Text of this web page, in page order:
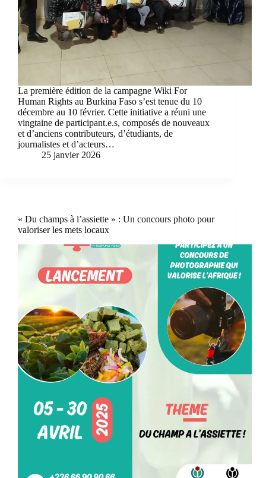
La première édition de la campagne Wiki For
Human Rights au Burkina Faso s’est tenue du 10
décembre au 10 février. Cette initiative a réuni une
vingtaine de participant.e.s, composés de nouveaux
et d’anciens contributeurs, d’étudiants, de
journalistes et d’acteurs…
25 janvier 2026
« Du champs à l’assiette » : Un concours photo pour
valoriser les mets locaux